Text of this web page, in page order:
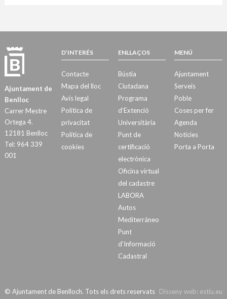
Ajuntament de
Benlloc
Carrer Mestre
Ortega 4.
12181 Benlloc
Tel: 964 339
001
D’INTERÉS
Contacte
Mapa del lloc
Avís legal
Política de
privacitat
Política de
cookies
ENLLAÇOS
Bústia
Ciutadana
Programa
d’Extenció
Universitària
Punt de
certificació
electrònica
Oficina virtual
del cadastre
LABORA
Autos
Mediterráneo
Punt
d’Informació
Cadastral
MENÚ
Ajuntament
Serveis
Poble
Coses per fer
Agenda
Notícies
Porta a Porta
Disseny web: estiu.eu
© Ajuntament de Benlloch. Tots els drets reservats